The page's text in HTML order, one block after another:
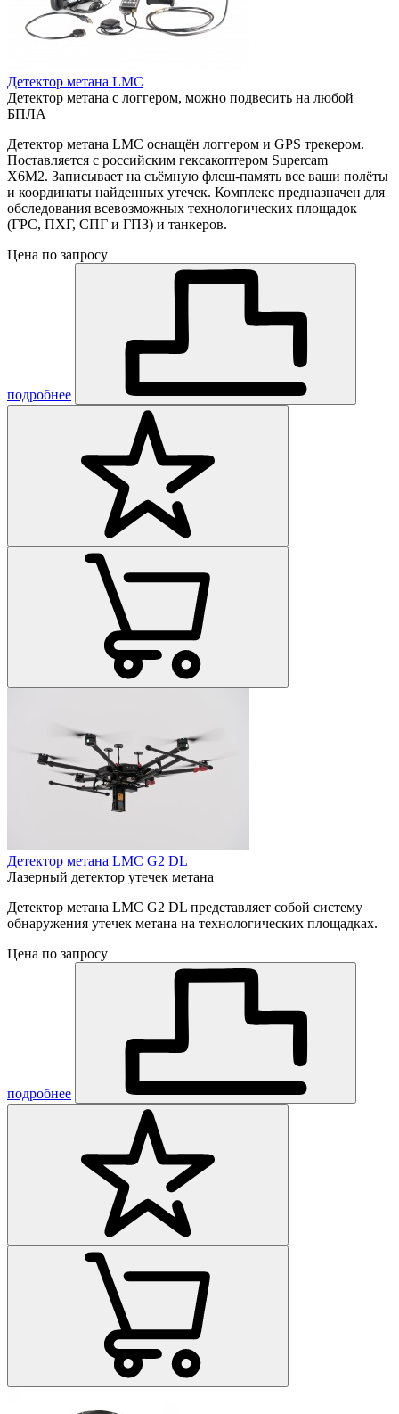
Детектор метана LMC
Детектор метана с логгером, можно подвесить на любой
БПЛА
Детектор метана LMC оснащён логгером и GPS трекером.
Поставляется с российским гексакоптером Supercam
X6M2. Записывает на съёмную флеш-память все ваши полёты
и координаты найденных утечек. Комплекс предназначен для
обследования всевозможных технологических площадок
(ГРС, ПХГ, СПГ и ГПЗ) и танкеров.
Цена по запросу
подробнее
Детектор метана LMC G2 DL
Лазерный детектор утечек метана
Детектор метана LMC G2 DL представляет собой систему
обнаружения утечек метана на технологических площадках.
Цена по запросу
подробнее